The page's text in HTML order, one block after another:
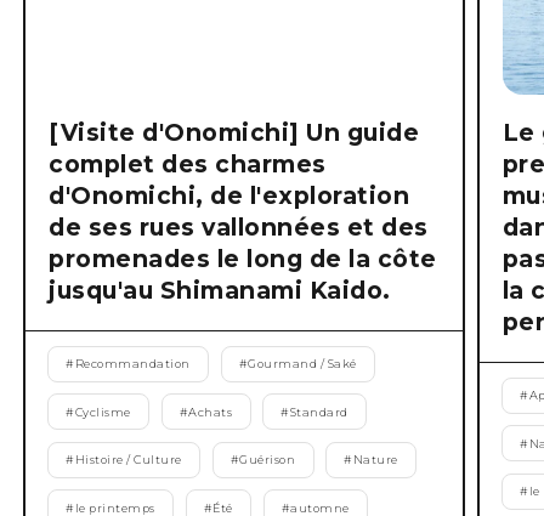
[Visite d'Onomichi] Un guide
complet des charmes
d'Onomichi, de l'exploration
de ses rues vallonnées et des
promenades le long de la côte
jusqu'au Shimanami Kaido.
# Recommandation #Gourmand / Saké
#Cyclisme #Achats #Standard
# Histoire / Culture #Guérison # Nature
# le printemps #Été #automne
Le
la
#
#
#